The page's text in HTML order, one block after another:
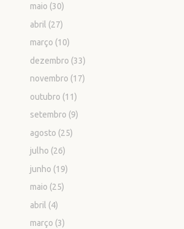
maio (30)
abril (27)
março (10)
dezembro (33)
novembro (17)
outubro (11)
setembro (9)
agosto (25)
julho (26)
junho (19)
maio (25)
abril (4)
março (3)